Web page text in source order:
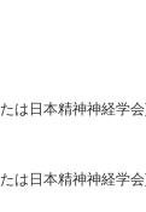
は日本精神神経学
は日本精神神経学